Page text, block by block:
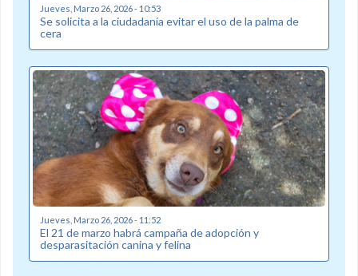
Jueves, Marzo 26, 2026 - 10:53
Se solicita a la ciudadanía evitar el uso de la palma de
cera
Jueves, Marzo 26, 2026 - 11:52
El 21 de marzo habrá campaña de adopción y
desparasitación canina y felina